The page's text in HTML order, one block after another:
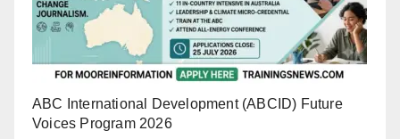
ABC International Development (ABCID) Future
Voices Program 2026